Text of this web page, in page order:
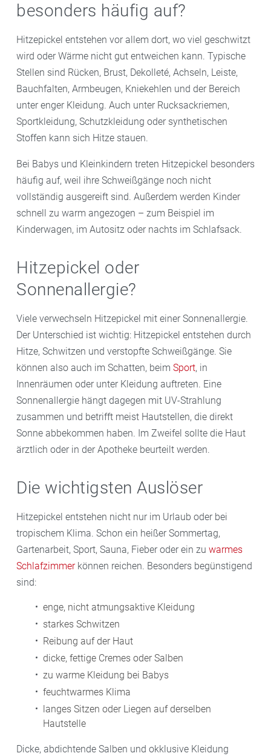
besonders häufig auf?
Hitzepickel entstehen vor allem dort, wo viel geschwitzt
wird oder Wärme nicht gut entweichen kann. Typische
Stellen sind Rücken, Brust, Dekolleté, Achseln, Leiste,
Bauchfalten, Armbeugen, Kniekehlen und der Bereich
unter enger Kleidung. Auch unter Rucksackriemen,
Sportkleidung, Schutzkleidung oder synthetischen
Stoffen kann sich Hitze stauen.
Bei Babys und Kleinkindern treten Hitzepickel besonders
häufig auf, weil ihre Schweißgänge noch nicht
vollständig ausgereift sind. Außerdem werden Kinder
schnell zu warm angezogen – zum Beispiel im
Kinderwagen, im Autositz oder nachts im Schlafsack.
Hitzepickel oder
Sonnenallergie?
Viele verwechseln Hitzepickel mit einer Sonnenallergie.
Der Unterschied ist wichtig: Hitzepickel entstehen durch
Hitze, Schwitzen und verstopfte Schweißgänge. Sie
können also auch im Schatten, beim Sport, in
Innenräumen oder unter Kleidung auftreten. Eine
Sonnenallergie hängt dagegen mit UV-Strahlung
zusammen und betrifft meist Hautstellen, die direkt
Sonne abbekommen haben. Im Zweifel sollte die Haut
ärztlich oder in der Apotheke beurteilt werden.
Die wichtigsten Auslöser
Hitzepickel entstehen nicht nur im Urlaub oder bei
tropischem Klima. Schon ein heißer Sommertag,
Gartenarbeit, Sport, Sauna, Fieber oder ein zu warmes
Schlafzimmerkönnen reichen. Besonders begünstigend
sind:
enge, nicht atmungsaktive Kleidung
starkes Schwitzen
Reibung auf der Haut
dicke, fettige Cremes oder Salben
zu warme Kleidung bei Babys
feuchtwarmes Klima
langes Sitzen oder Liegen auf derselben
Hautstelle
Dicke, abdichtende Salben und okklusive Kleidung